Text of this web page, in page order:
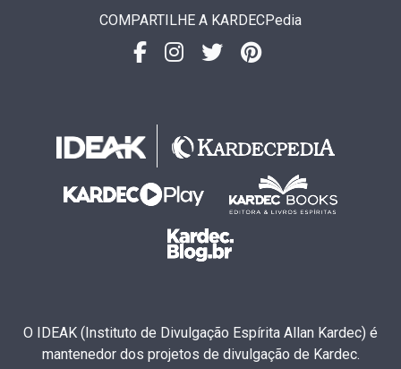
COMPARTILHE A KARDECPedia
O IDEAK (Instituto de Divulgação Espírita Allan Kardec) é
mantenedor dos projetos de divulgação de Kardec.